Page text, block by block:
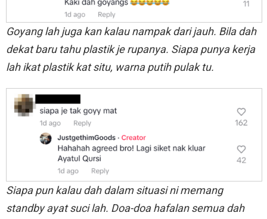
Goyang lah juga kan kalau nampak dari jauh. Bila dah
dekat baru tahu plastik je rupanya. Siapa punya kerja
lah ikat plastik kat situ, warna putih pulak tu.
Siapa pun kalau dah dalam situasi ni memang
standby ayat suci lah. Doa-doa hafalan semua dah